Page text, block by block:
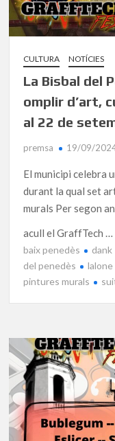
CULTURA NOTÍCIES
La Bisbal del
omplir d’art,
al 22 de
premsa 19/09/
El municipi celebra
durant la qual set
murals Per segon
acull el GraffTech …
baix penedès dank
del penedès
lalone
pintures murals